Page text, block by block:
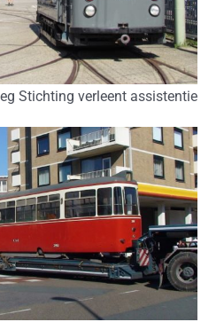
Stichting verleent assistentie